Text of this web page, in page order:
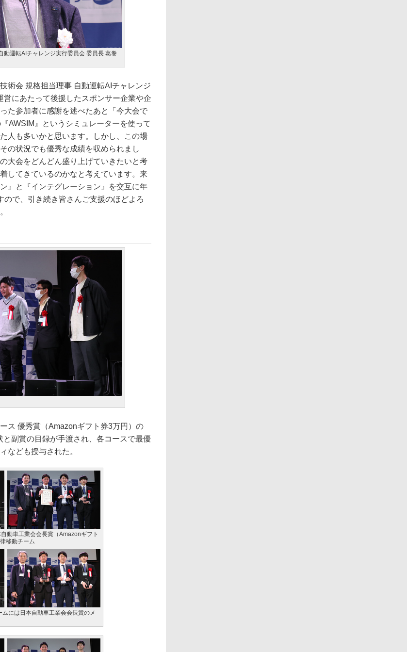
運転AIチャレンジ実行委員会 委員長 葛巻
術会 規格担当理事 自動運転AIチャレンジ
にあたって後援したスポンサー企業や企
た参加者に感謝を述べたあと「今大会で
AWSIM』というシミュレーターを使って
人も多いかと思います。しかし、この場
の状況でも優秀な成績を収められまし
大会をどんどん盛り上げていきたいと考
してきているのかなと考えています。来
』と『インテグレーション』を交互に年
で、引き続き皆さんご支援のほどよろ
ス 優秀賞（Amazonギフト券3万円）の
と副賞の目録が手渡され、各コースで最優
なども授与された。
動車工業会会長賞（Amazonギフト
移動チーム
には日本自動車工業会会長賞のメ